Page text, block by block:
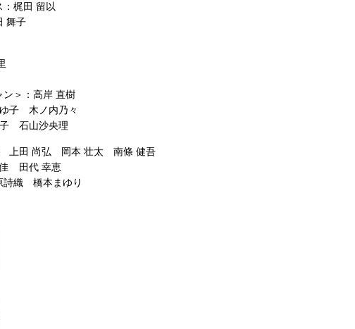
梶田 留以
舞子
ン＞：高岸 直樹
子 木ノ内乃々
石山沙央理
上田 尚弘 岡本 壮太 南條 健吾
田代 幸恵
織 橋本まゆり